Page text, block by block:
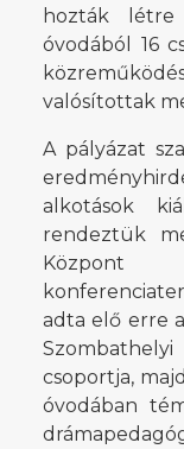
hozták
óvodából 16
valósítottak
A pályázat
alkotások
rendeztük
adta elő erre
csoportja,
óvodában